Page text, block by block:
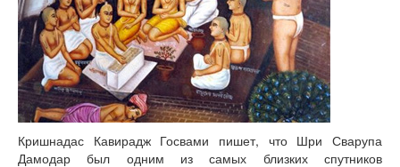
Книги
Аудио
Видео
Контакты
Наши контакты
Помощь Швета Двипе
Кришнадас Кавирадж Госвами пишет, что Шри Сварупа
Дамодар был одним из самых близких спутников